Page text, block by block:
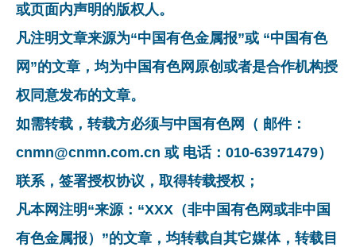
或页面内声明的版权人。
凡注明文章来源为“中国有色金属报”或 “中国有色
网”的文章，均为中国有色网原创或者是合作机构授
权同意发布的文章。
如需转载，转载方必须与中国有色网（ 邮件：
cnmn@cnmn.com.cn 或 电话：010-63971479）
联系，签署授权协议，取得转载授权；
凡本网注明“来源：“XXX（非中国有色网或非中国
有色金属报）”的文章，均转载自其它媒体，转载目